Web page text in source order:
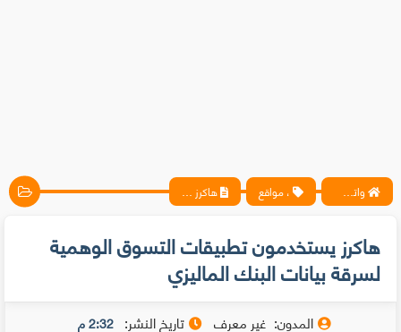
واتس آب ، فيسبوك ، أنترنت ، شروحات تقنية حصرية - المحترف ، مواقع هاكرز يستخدمون تطبيقات التسوق الوهمية لسرقة بيانات البنك الماليزي
هاكرز يستخدمون تطبيقات التسوق الوهمية
لسرقة بيانات البنك الماليزي
المدون: غير معرف تاريخ النشر: 2:32 م